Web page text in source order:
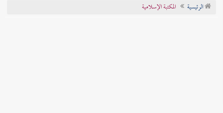
تراجم الأعلام
الرئيسية المكتبة الإسلامية